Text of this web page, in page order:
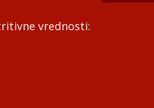
vrednosti: